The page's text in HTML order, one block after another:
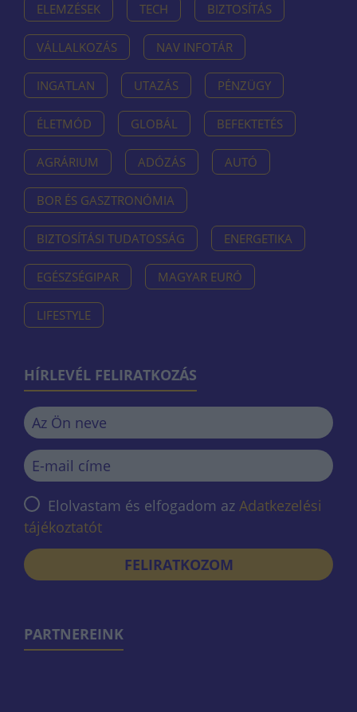
ELEMZÉSEK TECH BIZTOSÍTÁS
VÁLLALKOZÁS NAV INFOTÁR
INGATLAN UTAZÁS PÉNZÜGY
ÉLETMÓD GLOBÁL BEFEKTETÉS
AGRÁRIUM ADÓZÁS AUTÓ
BOR ÉS GASZTRONÓMIA
BIZTOSÍTÁSI TUDATOSSÁG ENERGETIKA
EGÉSZSÉGIPAR MAGYAR EURÓ
LIFESTYLE
HÍRLEVÉL FELIRATKOZÁS
Elolvastam és elfogadom az Adatkezelési
tájékoztatót
FELIRATKOZOM
PARTNEREINK